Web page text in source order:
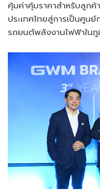
คุ้มค่าคุ้มราคาสำหรับลูก
ประเทศไทยสู่การเป็นศูน
รถยนต์พลังงานไฟฟ้าในภู